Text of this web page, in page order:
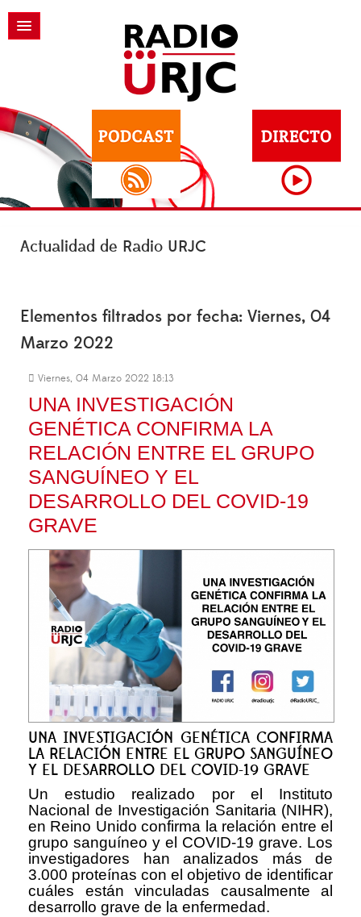
Actualidad de Radio URJC
Elementos filtrados por fecha: Viernes, 04
Marzo 2022
Viernes, 04 Marzo 2022 18:13
UNA INVESTIGACIÓN
GENÉTICA CONFIRMA LA
RELACIÓN ENTRE EL GRUPO
SANGUÍNEO Y EL
DESARROLLO DEL COVID-19
GRAVE
UNA INVESTIGACIÓN GENÉTICA CONFIRMA
LA RELACIÓN ENTRE EL GRUPO SANGUÍNEO
Y EL DESARROLLO DEL COVID-19 GRAVE
Un estudio realizado por el Instituto
Nacional de Investigación Sanitaria (NIHR),
en Reino Unido confirma la relación entre el
grupo sanguíneo y el COVID-19 grave. Los
investigadores han analizados más de
3.000 proteínas con el objetivo de identificar
cuáles están vinculadas causalmente al
desarrollo grave de la enfermedad.